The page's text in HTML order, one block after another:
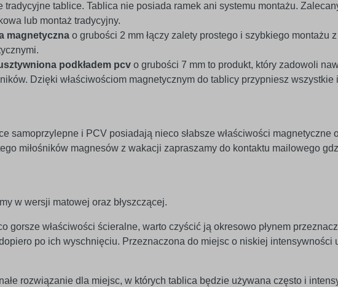
tradycyjne tablice. Tablica nie posiada ramek ani systemu montażu.
lub montaż tradycyjny.
magnetyczna o grubości 2 mm łączy zalety prostego i szybkiego montażu
podkładem pcv o grubości 7 mm to produkt, który zadowoli
Dzięki właściwościom magnetycznym do tablicy przypniesz wszystkie
samoprzylepne i PCV posiadają nieco słabsze właściwości magnetyczne
miłośników magnesów z wakacji zapraszamy do kontaktu mailowego
w wersji matowej oraz błyszczącej.
gorsze właściwości ścieralne, warto czyścić ją okresowo płynem
po ich wyschnięciu. Przeznaczona do miejsc o niskiej intensywności
rozwiązanie dla miejsc, w których tablica będzie używana często i